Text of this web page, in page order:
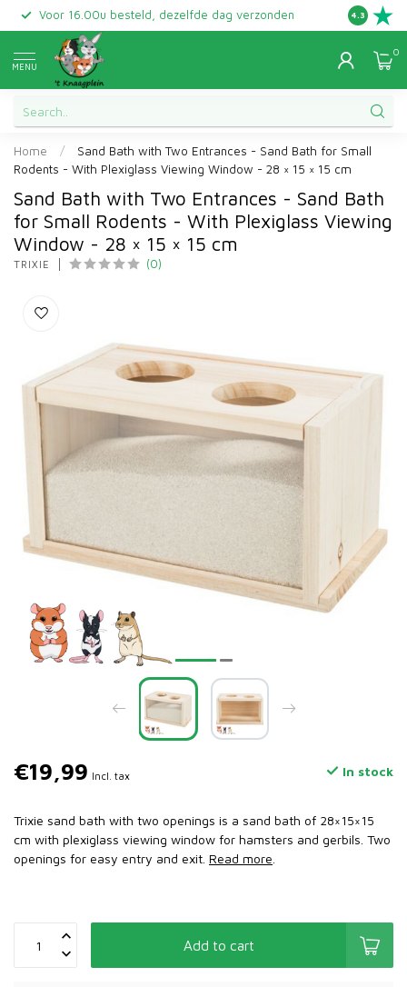
Voor 16.00u besteld, dezelfde dag verzonden Gratis
4.3
MENU
0
Home /
Sand Bath with Two Entrances - Sand Bath for Small
Rodents - With Plexiglass Viewing Window - 28 × 15 × 15 cm
Sand Bath with Two Entrances - Sand Bath
for Small Rodents - With Plexiglass Viewing
Window - 28 × 15 × 15 cm
TRIXIE (0)
€19,99 Incl. tax In stock
Trixie sand bath with two openings is a sand bath of 28×15×15
cm with plexiglass viewing window for hamsters and gerbils. Two
openings for easy entry and exit. Read more
Add to cart